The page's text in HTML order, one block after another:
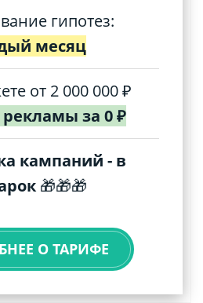
гипотез:
месяц
от 2 000 000 ₽
за 0 ₽
кампаний - в
🎁🎁🎁
О ТАРИФЕ